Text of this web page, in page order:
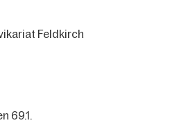
Feldkirch
69.1.